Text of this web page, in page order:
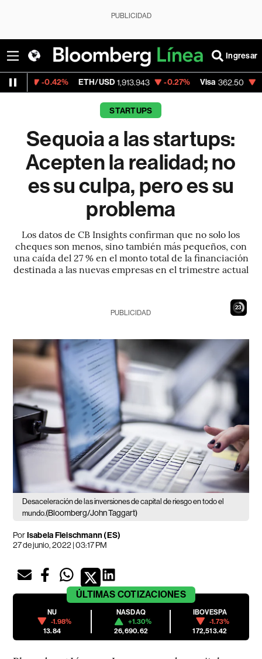
PUBLICIDAD
Ingresar
ETH/USD 1,913.943 -0.27% Visa 362.50 -2.15%
STARTUPS
Sequoia a las startups:
Acepten la realidad; no
es su culpa, pero es su
problema
Los datos de CB Insights confirman que no solo los
cheques son menos, sino también más pequeños, con
una caída del 27 % en el monto total de la financiación
destinada a las nuevas empresas en el trimestre actual
22
PUBLICIDAD
Desaceleración de las inversiones de capital de riesgo en todo el
mundo.(Bloomberg/John Taggart)
PorIsabela Fleischmann (ES)
27 de junio, 2022 | 03:17 PM
ÚLTIMAS COTIZACIONES
NU
-1.98%
13.84
NASDAQ
+1.30%
26,690.62
IBOVESPA
-1.73%
172,513.42